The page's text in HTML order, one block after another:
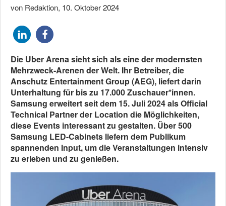
von Redaktion, 10. Oktober 2024
Die Uber Arena sieht sich als eine der modernsten
Mehrzweck-Arenen der Welt. Ihr Betreiber, die
Anschutz Entertainment Group (AEG), liefert darin
Unterhaltung für bis zu 17.000 Zuschauer*innen.
Samsung erweitert seit dem 15. Juli 2024 als Official
Technical Partner der Location die Möglichkeiten,
diese Events interessant zu gestalten. Über 500
Samsung LED-Cabinets liefern dem Publikum
spannenden Input, um die Veranstaltungen intensiv
zu erleben und zu genießen.